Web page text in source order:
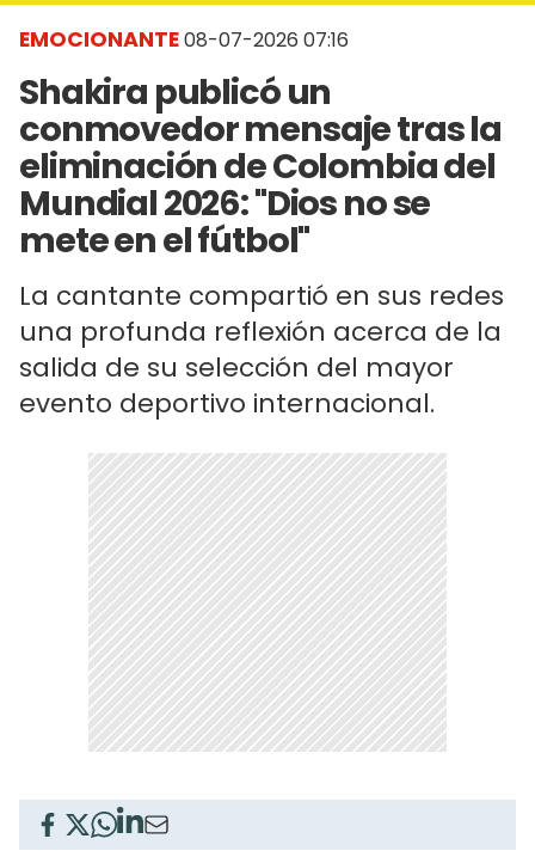
EMOCIONANTE08-07-2026 07:16
Shakira publicó un
conmovedor mensaje tras la
eliminación de Colombia del
Mundial 2026: "Dios no se
mete en el fútbol"
La cantante compartió en sus redes
una profunda reflexión acerca de la
salida de su selección del mayor
evento deportivo internacional.